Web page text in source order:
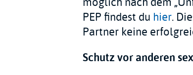
PEP findest du hier.
Partner keine
Schutz vor anderen